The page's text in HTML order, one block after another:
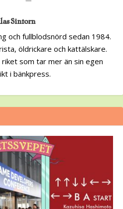
Sintorn
och fullblodsnörd sedan 1984.
öldrickare och kattälskare.
som tar mer än sin egen
i bänkpress.